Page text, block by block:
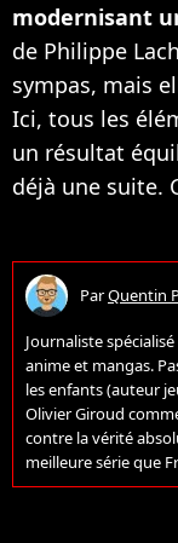
modernisant
de Philippe
sympas, mais
Ici, tous les
un résultat
déjà une suite.
ParQuentin
Journaliste
anime et mangas.
les enfants (auteur
Olivier Giroud
contre la vérité
meilleure série que